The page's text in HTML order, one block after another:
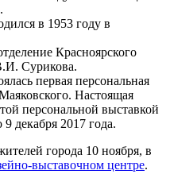
в 1953 году в
Красноярского
Сурикова.
первая персональная
Настоящая
персональной выставкой
декабря 2017 года.
города 10 ноября, в
выставочном центре.